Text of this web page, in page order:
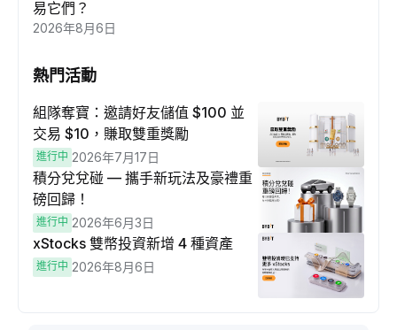
易它們？
2026年8月6日
熱門活動
組隊奪寶：邀請好友儲值 $100 並
交易 $10，賺取雙重獎勵
進行中 2026年7月17日
積分兌兌碰 — 攜手新玩法及豪禮重
磅回歸！
進行中 2026年6月3日
xStocks 雙幣投資新增 4 種資產
進行中 2026年8月6日